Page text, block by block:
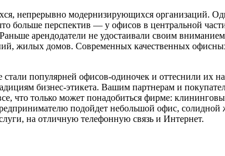
непрерывно модернизирующихся организаций.
больше перспектив — у офисов в центральной
арендодатели не удостаивали своим
жилых домов. Современных качественных
популярней офисов-одиночек и оттеснили их
бизнес-этикета. Вашим партнерам и
что только может понадобиться фирме:
подойдет небольшой офис,
на отличную телефонную связь и Интернет.